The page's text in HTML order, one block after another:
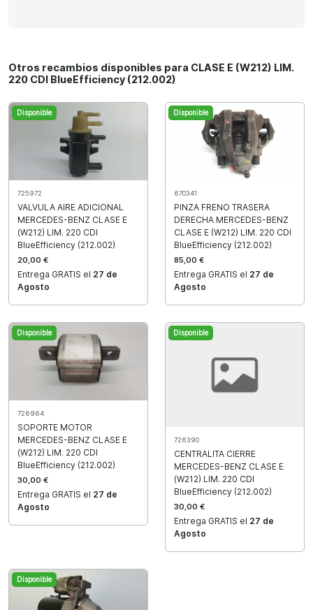
Otros recambios disponibles para CLASE E (W212) LIM.
220 CDI BlueEfficiency (212.002)
Disponible
725972
VALVULA AIRE ADICIONAL
MERCEDES-BENZ CLASE E
(W212) LIM. 220 CDI
BlueEfficiency (212.002)
20,00 €
Entrega GRATIS el 27 de
Agosto
Disponible
670341
PINZA FRENO TRASERA
DERECHA MERCEDES-BENZ
CLASE E (W212) LIM. 220 CDI
BlueEfficiency (212.002)
85,00 €
Entrega GRATIS el 27 de
Agosto
Disponible
726964
SOPORTE MOTOR
MERCEDES-BENZ CLASE E
(W212) LIM. 220 CDI
BlueEfficiency (212.002)
30,00 €
Entrega GRATIS el 27 de
Agosto
Disponible
726390
CENTRALITA CIERRE
MERCEDES-BENZ CLASE E
(W212) LIM. 220 CDI
BlueEfficiency (212.002)
30,00 €
Entrega GRATIS el 27 de
Agosto
Disponible